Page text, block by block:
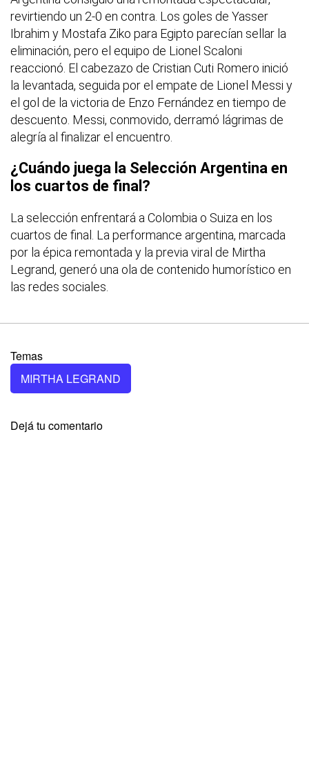
revirtiendo un 2-0 en contra. Los goles de Yasser
Ibrahim y Mostafa Ziko para Egipto parecían sellar la
eliminación, pero el equipo de Lionel Scaloni
reaccionó. El cabezazo de Cristian Cuti Romero inició
la levantada, seguida por el empate de Lionel Messi y
el gol de la victoria de Enzo Fernández en tiempo de
descuento. Messi, conmovido, derramó lágrimas de
alegría al finalizar el encuentro.
¿Cuándo juega la Selección Argentina en
los cuartos de final?
La selección enfrentará a Colombia o Suiza en los
cuartos de final. La performance argentina, marcada
por la épica remontada y la previa viral de Mirtha
Legrand, generó una ola de contenido humorístico en
las redes sociales.
Temas
MIRTHA LEGRAND
Dejá tu comentario